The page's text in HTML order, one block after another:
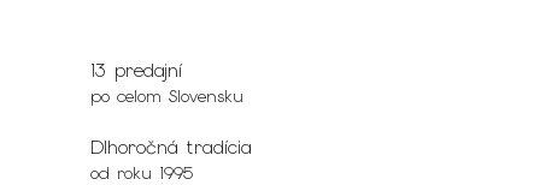
13 predajní
po celom Slovensku
Dlhoročná tradícia
od roku 1995